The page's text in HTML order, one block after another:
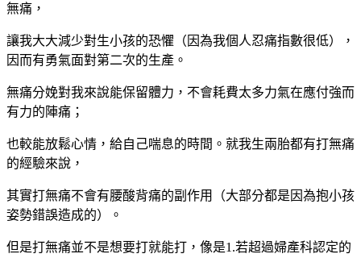
無痛，
讓我大大減少對生小孩的恐懼（因為我個人忍痛指數很低），
因而有勇氣面對第二次的生產。
無痛分娩對我來說能保留體力，不會耗費太多力氣在應付強而
有力的陣痛；
也較能放鬆心情，給自己喘息的時間。就我生兩胎都有打無痛
的經驗來說，
其實打無痛不會有腰酸背痛的副作用（大部分都是因為抱小孩
姿勢錯誤造成的）。
但是打無痛並不是想要打就能打，像是1.若超過婦產科認定的